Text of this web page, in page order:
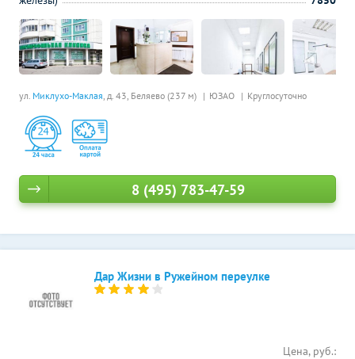
ул. Миклухо-Маклая, д. 43, Беляево (237 м) ЮЗАО Круглосуточно
8 (495) 783-47-59
Дар Жизни в Ружейном переулке
Цена, руб.: